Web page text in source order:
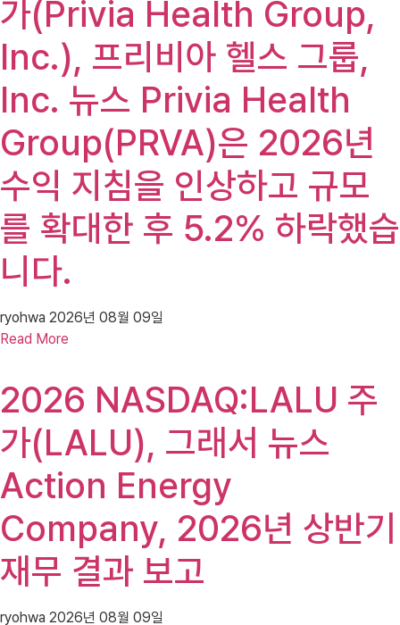
가(Privia Health Group,
Inc.), 프리비아 헬스 그룹,
Inc. 뉴스 Privia Health
Group(PRVA)은 2026년
수익 지침을 인상하고 규모
를 확대한 후 5.2% 하락했습
니다.
ryohwa 2026년 08월 09일
Read More
2026 NASDAQ:LALU 주
가(LALU), 그래서 뉴스
Action Energy
Company, 2026년 상반기
재무 결과 보고
ryohwa 2026년 08월 09일